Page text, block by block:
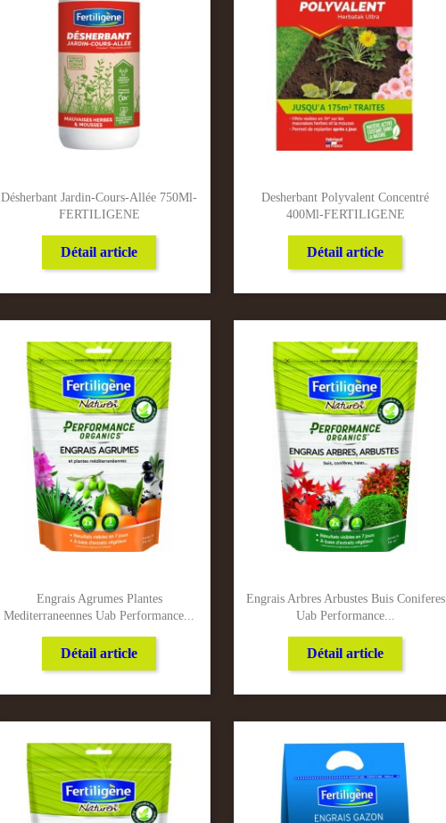
Désherbant Jardin-Cours-Allée 750Ml-
FERTILIGENE
Détail article
Desherbant Polyvalent Concentré
400Ml-FERTILIGENE
Détail article
Engrais Agrumes Plantes
Mediterraneennes Uab Performance...
Détail article
Engrais Arbres Arbustes Buis Coniferes
Uab Performance...
Détail article